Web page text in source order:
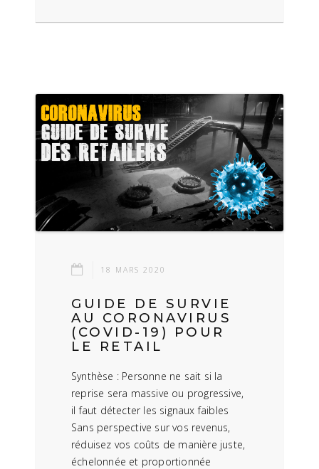
18 MARS 2020
GUIDE DE SURVIE
AU CORONAVIRUS
(COVID-19) POUR
LE RETAIL
Synthèse : Personne ne sait si la
reprise sera massive ou progressive,
il faut détecter les signaux faibles
Sans perspective sur vos revenus,
réduisez vos coûts de manière juste,
échelonnée et proportionnée